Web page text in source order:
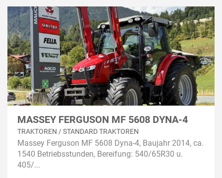
MASSEY FERGUSON MF 5608 DYNA-4
TRAKTOREN / STANDARD TRAKTOREN
Massey Ferguson MF 5608 Dyna-4, Baujahr 2014, ca.
1540 Betriebsstunden, Bereifung: 540/65R30 u.
405/...